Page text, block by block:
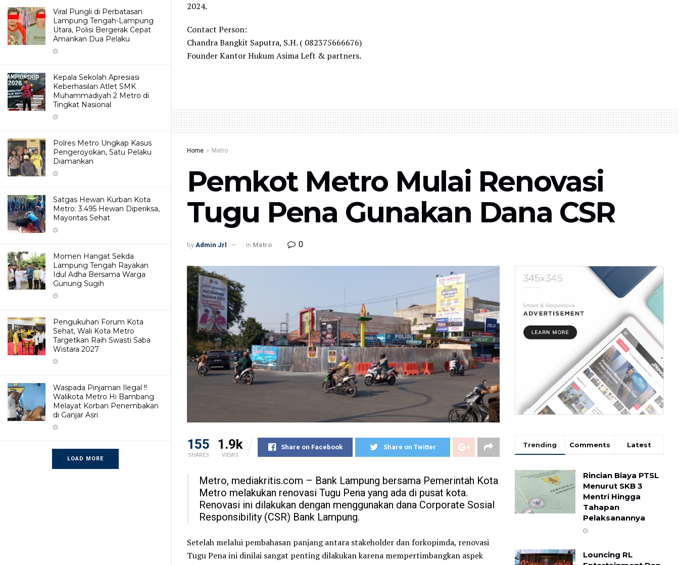
Viral Pungli di Perbatasan
Lampung Tengah-Lampung
Utara, Polisi Bergerak Cepat
Amankan Dua Pelaku
Kepala Sekolah Apresiasi
Keberhasilan Atlet SMK
Muhammadiyah 2 Metro di
Tingkat Nasional
Polres Metro Ungkap Kasus
Pengeroyokan, Satu Pelaku
Diamankan
Satgas Hewan Kurban Kota
Metro: 3.495 Hewan Diperiksa,
Mayoritas Sehat
Momen Hangat Sekda
Lampung Tengah Rayakan
Idul Adha Bersama Warga
Gunung Sugih
Pengukuhan Forum Kota
Sehat, Wali Kota Metro
Targetkan Raih Swasti Saba
Wistara 2027
Waspada Pinjaman Ilegal !!
Walikota Metro Hi Bambang
Melayat Korban Penembakan
di Ganjar Asri
LOAD MORE
2024.
Contact Person:
Chandra Bangkit Saputra, S.H. ( 082375666676)
Founder Kantor Hukum Asima Left & partners.
Home Metro
Pemkot Metro Mulai Renovasi
Tugu Pena Gunakan Dana CSR
by Admin Jrl in Metro 0
155
SHARES
1.9k
VIEWS
Share on Facebook Share on Twitter
Metro, mediakritis.com – Bank Lampung bersama Pemerintah Kota
Metro melakukan renovasi Tugu Pena yang ada di pusat kota.
Renovasi ini dilakukan dengan menggunakan dana Corporate Sosial
Responsibility (CSR) Bank Lampung.
Setelah melalui pembahasan panjang antara stakeholder dan forkopimda, renovasi
Tugu Pena ini dinilai sangat penting dilakukan karena mempertimbangkan aspek
Trending Comments Latest
Rincian Biaya PTSL
Menurut SKB 3
Mentri Hingga
Tahapan
Pelaksanannya
Louncing RL